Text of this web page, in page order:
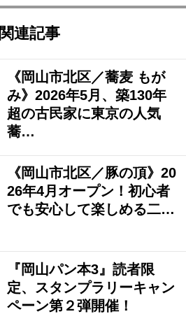
関連記事
《岡山市北区／蕎麦 もが
み》2026年5月、築130年
超の古民家に東京の人気
蕎…
《岡山市北区／豚の頂》20
26年4月オープン！初心者
でも安心して楽しめる二…
『岡山パン本3』読者限
定、スタンプラリーキャン
ペーン第２弾開催！